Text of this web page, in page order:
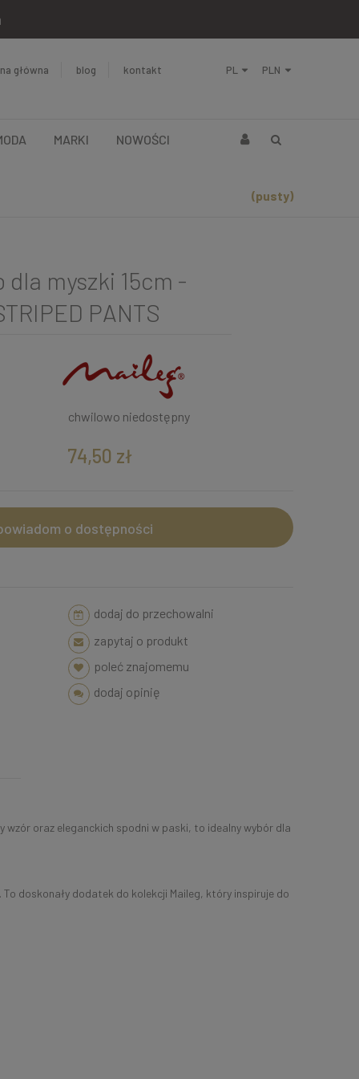
główna blog kontakt
MARKI NOWOŚCI
(pusty)
dla myszki 15cm -
PANTS
chwilowo niedostępny
74,50 zł
o dostępności
dodaj do przechowalni
zapytaj o produkt
poleć znajomemu
dodaj opinię
wzór oraz eleganckich spodni w paski, to idealny wybór dla
doskonały dodatek do kolekcji Maileg, który inspiruje do